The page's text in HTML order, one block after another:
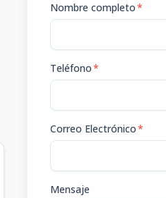
Nombre completo*
Teléfono*
Correo Electrónico*
Mensaje